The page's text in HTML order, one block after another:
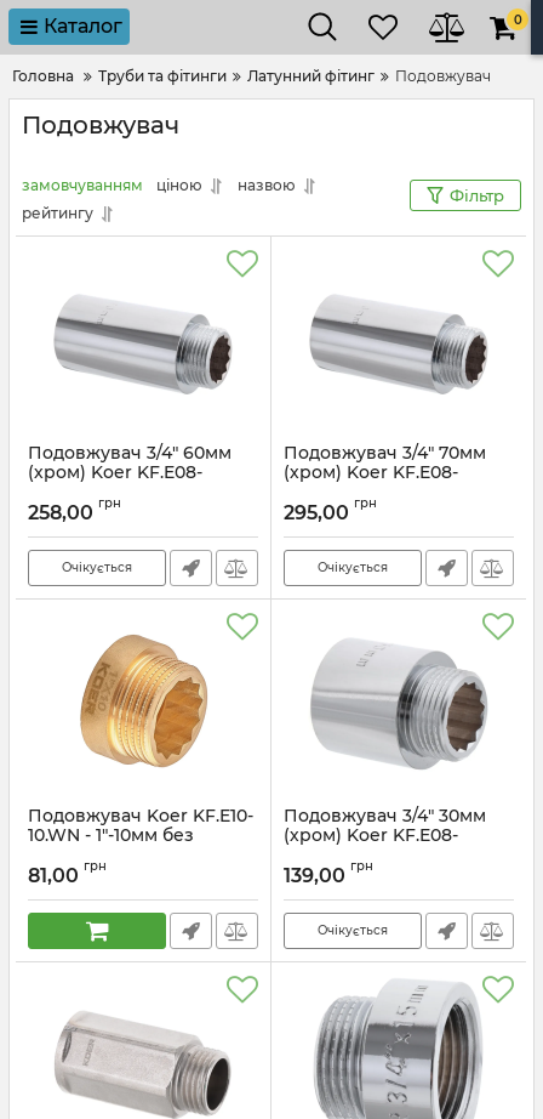
Каталог 0
Головна Труби та фітинги Латунний фітинг Подовжувач
Подовжувач
замовчуванням ціною
назвою
рейтингу
Фільтр
Подовжувач 3/4" 60мм
(хром) Koer KF.E08-
Артикул: KF0111
258,00 грн
Очікується
Подовжувач 3/4" 70мм
(хром) Koer KF.E08-
Артикул: KF0112
295,00 грн
Очікується
Подовжувач Koer KF.E10-
10.WN - 1"-10мм без
Артикул:
81,00 грн
Подовжувач 3/4" 30мм
(хром) Koer KF.E08-
Артикул: KF0108
139,00 грн
Очікується